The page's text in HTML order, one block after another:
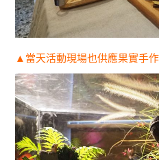
▲當天活動現場也供應果實手